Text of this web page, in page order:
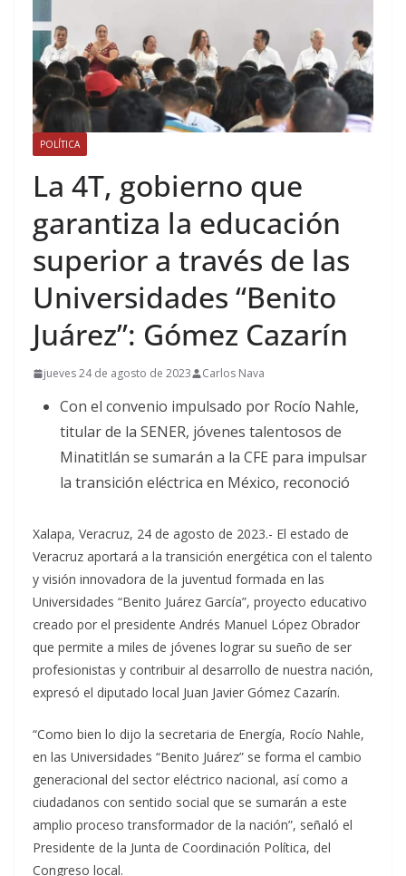
POLÍTICA
La 4T, gobierno que
garantiza la educación
superior a través de las
Universidades “Benito
Juárez”: Gómez Cazarín
jueves 24 de agosto de 2023 Carlos Nava
Con el convenio impulsado por Rocío Nahle,
titular de la SENER, jóvenes talentosos de
Minatitlán se sumarán a la CFE para impulsar
la transición eléctrica en México, reconoció
Xalapa, Veracruz, 24 de agosto de 2023.- El estado de
Veracruz aportará a la transición energética con el talento
y visión innovadora de la juventud formada en las
Universidades “Benito Juárez García”, proyecto educativo
creado por el presidente Andrés Manuel López Obrador
que permite a miles de jóvenes lograr su sueño de ser
profesionistas y contribuir al desarrollo de nuestra nación,
expresó el diputado local Juan Javier Gómez Cazarín.
“Como bien lo dijo la secretaria de Energía, Rocío Nahle,
en las Universidades “Benito Juárez” se forma el cambio
generacional del sector eléctrico nacional, así como a
ciudadanos con sentido social que se sumarán a este
amplio proceso transformador de la nación”, señaló el
Presidente de la Junta de Coordinación Política, del
Congreso local.